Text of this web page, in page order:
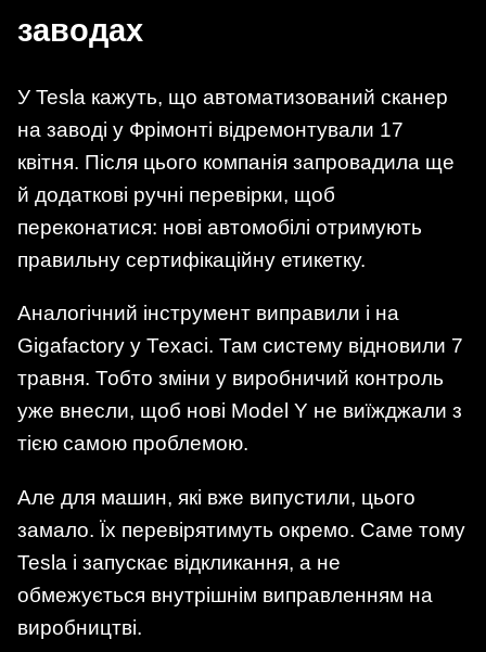
заводах
У Tesla кажуть, що автоматизований сканер
на заводі у Фрімонті відремонтували 17
квітня. Після цього компанія запровадила ще
й додаткові ручні перевірки, щоб
переконатися: нові автомобілі отримують
правильну сертифікаційну етикетку.
Аналогічний інструмент виправили і на
Gigafactory у Техасі. Там систему відновили 7
травня. Тобто зміни у виробничий контроль
уже внесли, щоб нові Model Y не виїжджали з
тією самою проблемою.
Але для машин, які вже випустили, цього
замало. Їх перевірятимуть окремо. Саме тому
Tesla і запускає відкликання, а не
обмежується внутрішнім виправленням на
виробництві.